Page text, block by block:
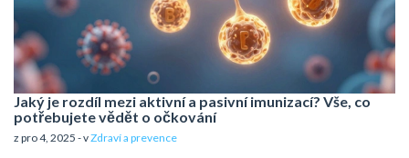
Jaký je rozdíl mezi aktivní a pasivní imunizací? Vše, co
potřebujete vědět o očkování
z pro 4, 2025 - vZdraví a prevence